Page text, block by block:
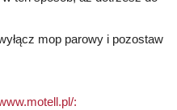
mop parowy i pozostaw
: